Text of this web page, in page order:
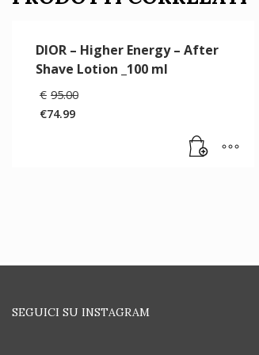
DIOR – Higher Energy – After
Shave Lotion _100 ml
€ 95.00
€74.99
SEGUICI SU INSTAGRAM